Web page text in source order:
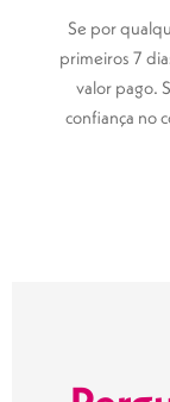
Se por
primeiros 7
valor pago.
confiança no